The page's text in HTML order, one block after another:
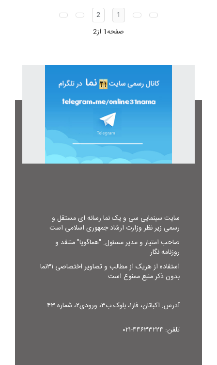
1
2
صفحه1 از2
سایت سینمایی سی و یک نما رسانه ای مستقل و
رسمی زیر نظر وزارت ارشاد جمهوری اسلامی است
صاحب امتیاز و مدیر مسئول: "هماگویا" منتقد و
روزنامه نگار
استفاده از هریک از مطالب و تصاویر اختصاصی ۳۱نما
بدون ذکر منبع ممنوع است
آدرس: اکباتان، فاز۱، بلوک ب۳، ورودی۲، شماره ۴۳
تلفن: ۴۴۶۳۳۲۲۴-۰۲۱